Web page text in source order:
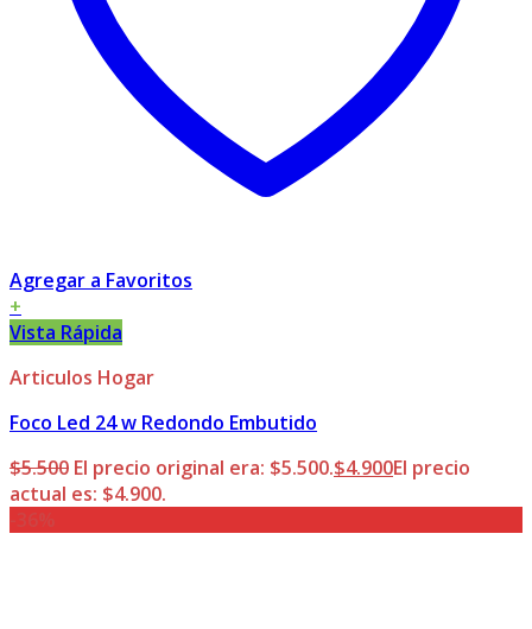
Agregar a Favoritos
+
Vista Rápida
Articulos Hogar
Foco Led 24 w Redondo Embutido
$5.500 El precio original era: $5.500.$4.900El precio
actual es: $4.900.